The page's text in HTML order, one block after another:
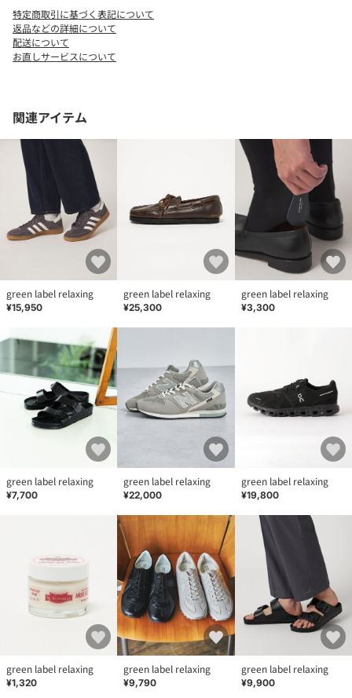
いますので、あらかじめご了承ください。
店舗へお問い合わせの際は、全国のgreen label relaxing各店舗ま
特定商取引に基づく表記について
返品などの詳細について
配送について
お直しサービスについて
関連アイテム
green label relaxing
¥15,950
green label relaxing
¥25,300
green label relaxing
¥3,300
green label relaxing
¥7,700
green label relaxing
¥22,000
green label relaxing
¥19,800
green label relaxing
¥1,320
green label relaxing
¥9,790
green label relaxing
¥9,900